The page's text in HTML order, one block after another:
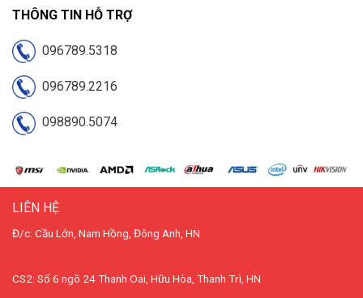
THÔNG TIN HỖ TRỢ
096789.5318
096789.2216
098890.5074
LIÊN HỆ
Đ/c: Cầu Lớn, Nam Hồng, Đông Anh, HN
CS2: Số 6 ngõ 24 Thanh Oai, Hữu Hòa, Thanh Trì, HN